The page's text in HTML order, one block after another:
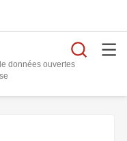
données ouvertes